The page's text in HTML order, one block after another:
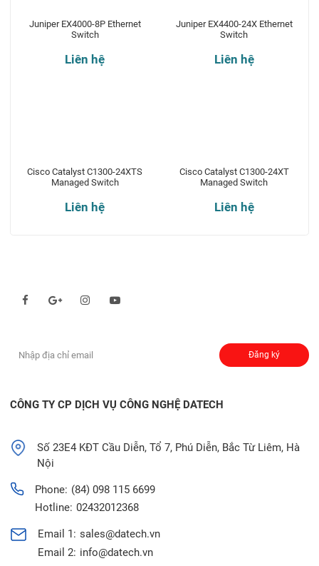
Juniper EX4000-8P Ethernet
Switch
Liên hệ
Juniper EX4400-24X Ethernet
Switch
Liên hệ
Cisco Catalyst C1300-24XTS
Managed Switch
Liên hệ
Cisco Catalyst C1300-24XT
Managed Switch
Liên hệ
Đăng ký
CÔNG TY CP DỊCH VỤ CÔNG NGHỆ DATECH
Số 23E4 KĐT Cầu Diễn, Tổ 7, Phú Diễn, Bắc Từ Liêm, Hà
Nội
Phone: (84) 098 115 6699
Hotline: 02432012368
Email 1: sales@datech.vn
Email 2: info@datech.vn